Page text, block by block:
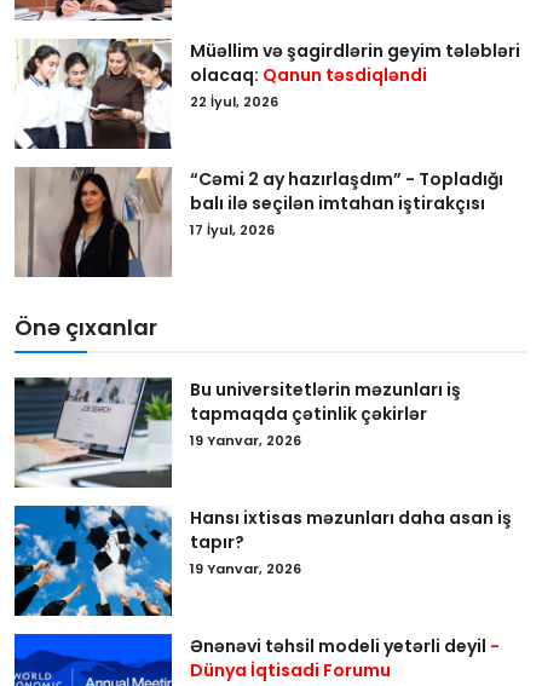
Müəllim və şagirdlərin geyim tələbləri
olacaq: Qanun təsdiqləndi
22 İyul, 2026
“Cəmi 2 ay hazırlaşdım” - Topladığı
balı ilə seçilən imtahan iştirakçısı
17 İyul, 2026
Önə çıxanlar
Bu universitetlərin məzunları iş
tapmaqda çətinlik çəkirlər
19 Yanvar, 2026
Hansı ixtisas məzunları daha asan iş
tapır?
19 Yanvar, 2026
Ənənəvi təhsil modeli yetərli deyil -
Dünya İqtisadi Forumu